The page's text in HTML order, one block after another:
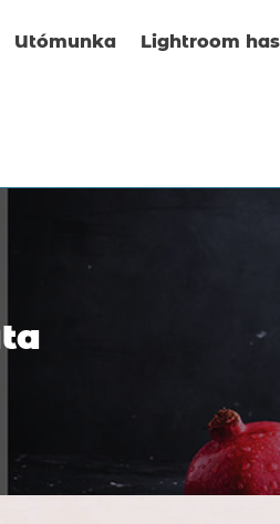
Utómunka Lightroom